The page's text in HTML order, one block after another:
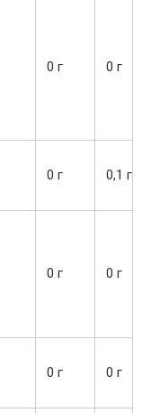
0 г 0 г
0 г 0,1 г
0 г 0 г
0 г 0 г